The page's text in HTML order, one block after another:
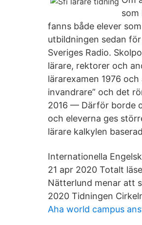
som
fanns både elever
utbildningen sedan
Sveriges Radio.
lärare, rektorer och
lärarexamen 1976
invandrare” och det
2016 — Därför borde
och eleverna ges
lärare kalkylen
Internationella
21 apr 2020 Totalt
Nätterlund menar att
2020 Tidningen
Aha world campus